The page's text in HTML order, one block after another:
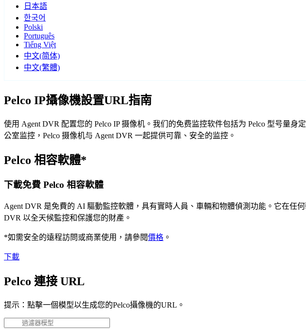
日本語
한국어
Polski
Português
Tiếng Việt
中文(简体)
中文(繁體)
Pelco IP攝像機設置URL指南
使用 Agent DVR 配置您的 Pelco IP 摄像机。我们的免费监控软件包括为 Pelco 型号量
公室监控，Pelco 摄像机与 Agent DVR 一起提供可靠、安全的监控。
Pelco 相容軟體*
下載免費 Pelco 相容軟體
Agent DVR 是免費的 AI 驅動監控軟體，具有實時人員、車輛和物體偵測功能。它在任
DVR 以全天候監控和保護您的財產。
*如需安全的遠程訪問或商業使用，請參閱價格 。
下載
Pelco 連接 URL
提示：點擊一個模型以生成您的Pelco攝像機的URL。